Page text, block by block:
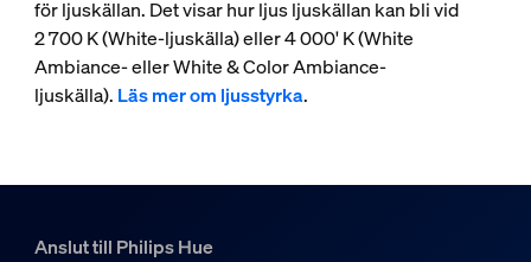
för ljuskällan. Det visar hur ljus ljuskällan kan bli vid
2 700 K (White-ljuskälla) eller 4 000' K (White
Ambiance- eller White & Color Ambiance-
ljuskälla). Läs mer om ljusstyrka.
Anslut till Philips Hue